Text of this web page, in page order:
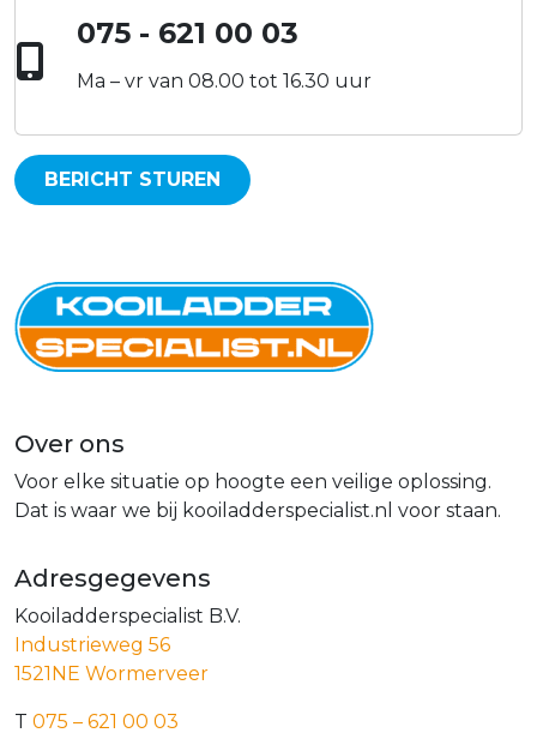
075 - 621 00 03
Ma – vr van 08.00 tot 16.30 uur
BERICHT STUREN
Over ons
Voor elke situatie op hoogte een veilige oplossing.
Dat is waar we bij kooiladderspecialist.nl voor staan.
Adresgegevens
Kooiladderspecialist B.V.
Industrieweg 56
1521NE Wormerveer
T 075 – 621 00 03